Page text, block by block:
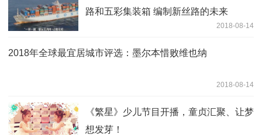
路和五彩集装箱 编制新丝路的未来
2018-08-14
2018年全球最宜居城市评选：墨尔本惜败维也纳
2018-08-14
《繁星》少儿节目开播，童贞汇聚、让梦
想发芽！